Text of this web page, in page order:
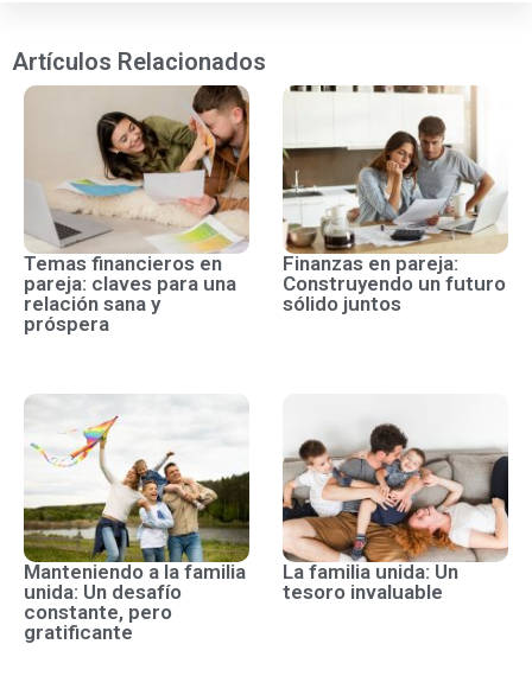
Artículos Relacionados
Temas financieros en
pareja: claves para una
relación sana y
próspera
Finanzas en pareja:
Construyendo un futuro
sólido juntos
Manteniendo a la familia
unida: Un desafío
constante, pero
gratificante
La familia unida: Un
tesoro invaluable